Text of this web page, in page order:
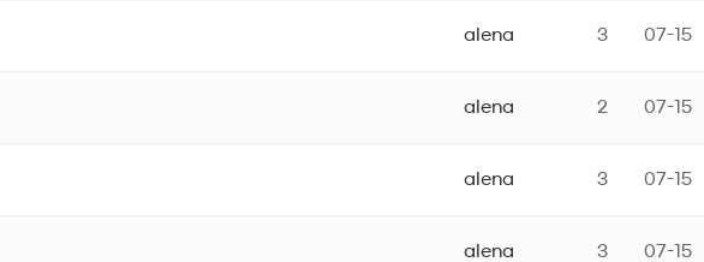
alena 3 07-15
alena 2 07-15
alena 3 07-15
alena 3 07-15